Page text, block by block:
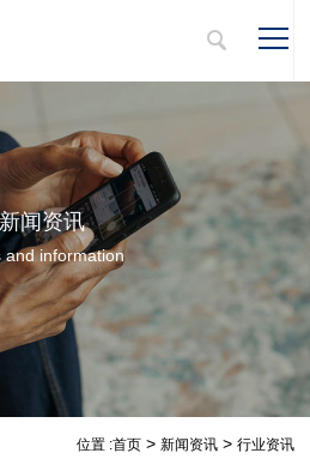
新闻资讯
and information
位置 :首页> 新闻资讯> 行业资讯